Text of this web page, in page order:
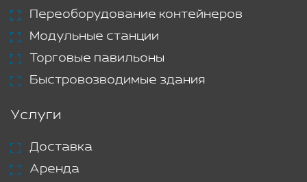
Переоборудование контейнеров
Модульные станции
Торговые павильоны
Быстровозводимые здания
Услуги
Доставка
Аренда